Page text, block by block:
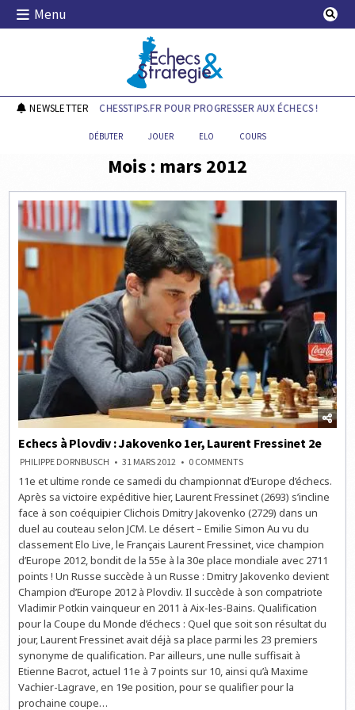
Skip
Menu
Echecs & Stratégie
NEWSLETTER
DÉCOUVREZ CHESSTIPS.FR POUR PROGRESSER AUX ÉCHECS !
DÉBUTER JOUER ELO COURS
Mois : mars 2012
Echecs à Plovdiv : Jakovenko 1er, Laurent Fressinet 2e
PHILIPPE DORNBUSCH 31 MARS 2012 0 COMMENTSON
À
PLOVDIV
:
JAKOVENKO
1ER,
LAURENT
2E
11e et ultime ronde ce samedi du championnat d’Europe d’échecs.
Après sa victoire expéditive hier, Laurent Fressinet (2693) s’incline
face à son coéquipier Clichois Dmitry Jakovenko (2729) dans un
duel au couteau selon JCM. Le désert – Emilie Simon Au vu du
classement Elo Live, le Français Laurent Fressinet, vice champion
d’Europe 2012, bondit de la 55e à la 30e place mondiale avec 2711
points ! Un Russe succède à un Russe : Dmitry Jakovenko devient
Champion d’Europe 2012 à Plovdiv. Il succède à son compatriote
Vladimir Potkin vainqueur en 2011 à Aix-les-Bains. Qualification
pour la Coupe du Monde d’échecs : Quel que soit son résultat du
jour, Laurent Fressinet avait déjà sa place parmi les 23 premiers
synonyme de qualification. Par ailleurs, une nulle suffisait à
Etienne Bacrot, actuel 11e à 7 points sur 10, ainsi qu’à Maxime
Vachier-Lagrave, en 19e position, pour se qualifier pour la
prochaine coupe…